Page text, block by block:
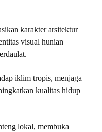
karakter arsitektur
visual hunian
iklim tropis, menjaga
kualitas hidup
lokal, membuka